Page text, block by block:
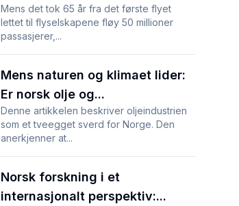
Mens det tok 65 år fra det første flyet
lettet til flyselskapene fløy 50 millioner
passasjerer,...
Mens naturen og klimaet lider:
Er norsk olje og...
Denne artikkelen beskriver oljeindustrien
som et tveegget sverd for Norge. Den
anerkjenner at...
Norsk forskning i et
internasjonalt perspektiv:...